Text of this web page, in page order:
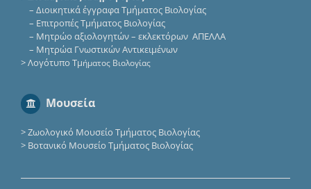
– Διοικητικά έγγραφα Τμήματος Βιολογίας
– Επιτροπές Τμήματος Βιολογίας
– Μητρώο αξιολογητών – εκλεκτόρων ΑΠΕΛΛΑ
– Μητρώα Γνωστικών Αντικειμένων
>Λογότυπο Τμήματος Βιολογίας
Μουσεία
>Ζωολογικό Μουσείο Τμήματος Βιολογίας
> Βοτανικό Μουσείο Τμήματος Βιολογίας